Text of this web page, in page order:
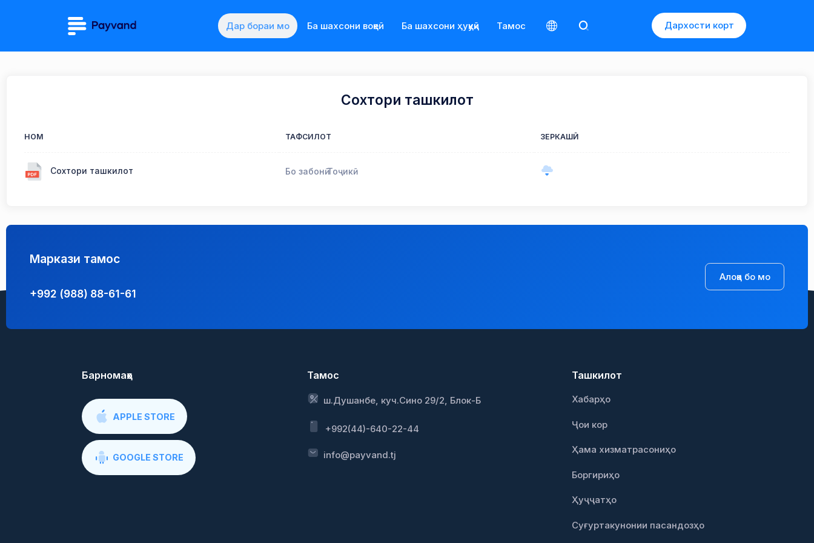
Дар бораи мо Ба шахсони воқеӣ Ба шахсони ҳуқуқӣ Тамос Дархости корт
Сохтори ташкилот
НОМ ТАФСИЛОТ ЗЕРКАШӢ
Сохтори ташкилот Бо забонӣ Тоҷикӣ
Маркази тамос
+992 (988) 88-61-61
Алоқа бо мо
Барномаҳо
APPLE STORE
GOOGLE STORE
Тамос
ш.Душанбе, куч.Сино 29/2, Блок-Б
+992(44)-640-22-44
info@payvand.tj
Ташкилот
Хабарҳо
Ҷои кор
Ҳама хизматрасониҳо
Боргириҳо
Ҳуҷҷатҳо
Суғуртакунонии пасандозҳо